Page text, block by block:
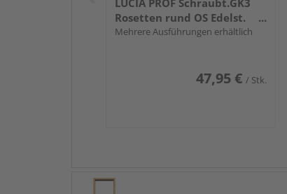
LUCIA PROF Schraubt.GK3
Rosetten rund OS Edelst.
ma.
Mehrere Ausführungen erhältlich
47,95 € / Stk.